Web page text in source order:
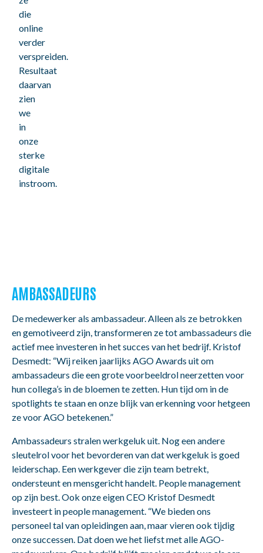
die
online
verder
verspreiden.
Resultaat
daarvan
zien
we
in
onze
sterke
digitale
instroom.
AMBASSADEURS
De medewerker als ambassadeur. Alleen als ze betrokken
en gemotiveerd zijn, transformeren ze tot ambassadeurs die
actief mee investeren in het succes van het bedrijf. Kristof
Desmedt: “Wij reiken jaarlijks AGO Awards uit om
ambassadeurs die een grote voorbeeldrol neerzetten voor
hun collega’s in de bloemen te zetten. Hun tijd om in de
spotlights te staan en onze blijk van erkenning voor hetgeen
ze voor AGO betekenen.”
Ambassadeurs stralen werkgeluk uit. Nog een andere
sleutelrol voor het bevorderen van dat werkgeluk is goed
leiderschap. Een werkgever die zijn team betrekt,
ondersteunt en mensgericht handelt. People management
op zijn best. Ook onze eigen CEO Kristof Desmedt
investeert in people management. “We bieden ons
personeel tal van opleidingen aan, maar vieren ook tijdig
onze successen. Dat doen we het liefst met alle AGO-